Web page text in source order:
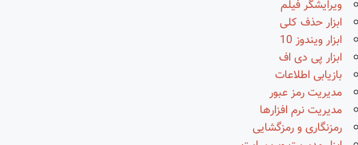
ویرایشگر فیلم
ابزار حذف کلی
ابزار ویندوز 10
ابزار پی دی اف
بازیابی اطلاعات
مدیریت رمز عبور
مدیریت نرم افزارها
رمزنگاری و رمزگشایی